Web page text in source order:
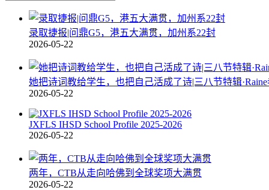
录取捷报|问鼎G5，港五大满贯，加州系22封
2026-05-22
她把诗词教给学生，也把自己活成了诗|三八节特辑·Raine
2026-05-22
JXFLS IHSD School Profile 2025-2026
2026-05-22
两年，CTB从走向哈佛到全球奖项大满贯
2026-05-22